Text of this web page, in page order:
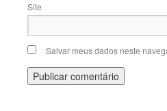
Site
Salvar meus dados neste